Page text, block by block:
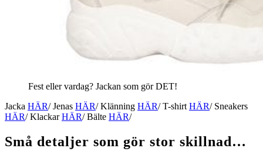
Fest eller vardag? Jackan som gör DET!
Jacka HÄR/ Jenas HÄR/ Klänning HÄR/ T-shirtHÄR/ Sneakers
HÄR/ KlackarHÄR/ Bälte HÄR/
Små detaljer som gör stor skillnad…